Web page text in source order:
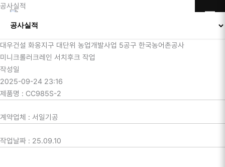
콘텐츠로
공사실적
대우건설 화옹지구 대단위 농업개발사업 5공구 한국농어촌공사
미니크롤러크레인 서치후크 작업
작성일
2025-09-24 23:16
제품명 : CC985S-2
계약업체 : 서일기공
작업날짜 : 25.09.10